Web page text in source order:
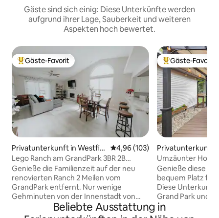
Gäste sind sich einig: Diese Unterkünfte werden
aufgrund ihrer Lage, Sauberkeit und weiteren
Aspekten hoch bewertet.
Beliebter Gäste-Favorit.
Gäste-Favorit
Privatunterkunft in Westfiel
d
Durchschnittliche Bewertung:
4,96 (103)
Lego Ranch am GrandPark 3BR 2B
Haustiere willkommen
Genieße die Familienzeit auf der neu
renovierten Ranch 2 Meilen vom
GrandPark entfernt. Nur wenige
Gehminuten von der Innenstadt von
Westfield entfernt. Voll ausgestattete
Küche, neue Geräte, Smart-TVs,
Beliebter Gäste-
Gäste-Favorit
Privatunterkunft
d
Umzäunter Hof
Betten, 5 Min.
Genieße diese
bequem Platz für
Diese Unterkunft
Grand Park und
Spaziergang vom
Innenstadt von
Beliebte Ausstattung in